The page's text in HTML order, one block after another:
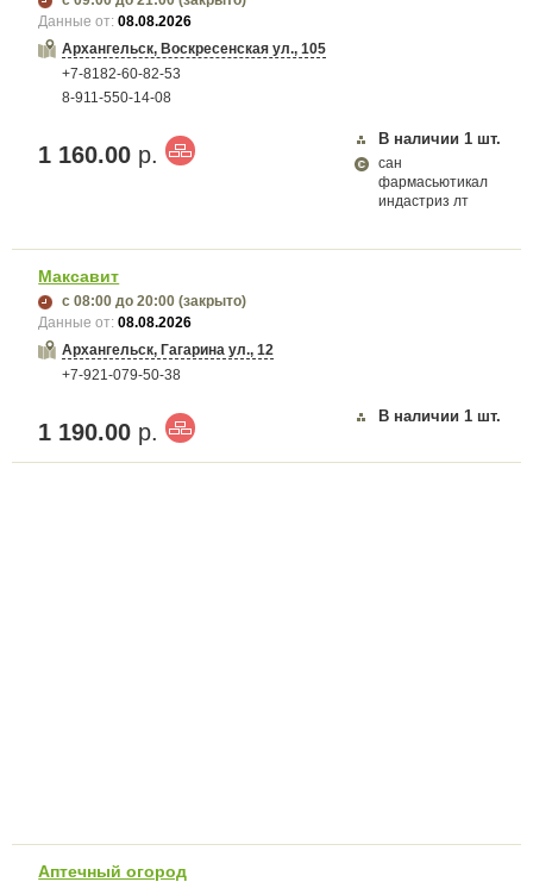
Данные от:08.08.2026
Архангельск, Воскресенская ул., 105
+7-8182-60-82-53
8-911-550-14-08
1 160.00 р.
В наличии 1 шт.
сан
фармасьютикал
индастриз лт
Максавит
с 08:00 до 20:00 (закрыто)
Данные от:08.08.2026
Архангельск, Гагарина ул., 12
+7-921-079-50-38
1 190.00 р.
В наличии 1 шт.
Аптечный огород